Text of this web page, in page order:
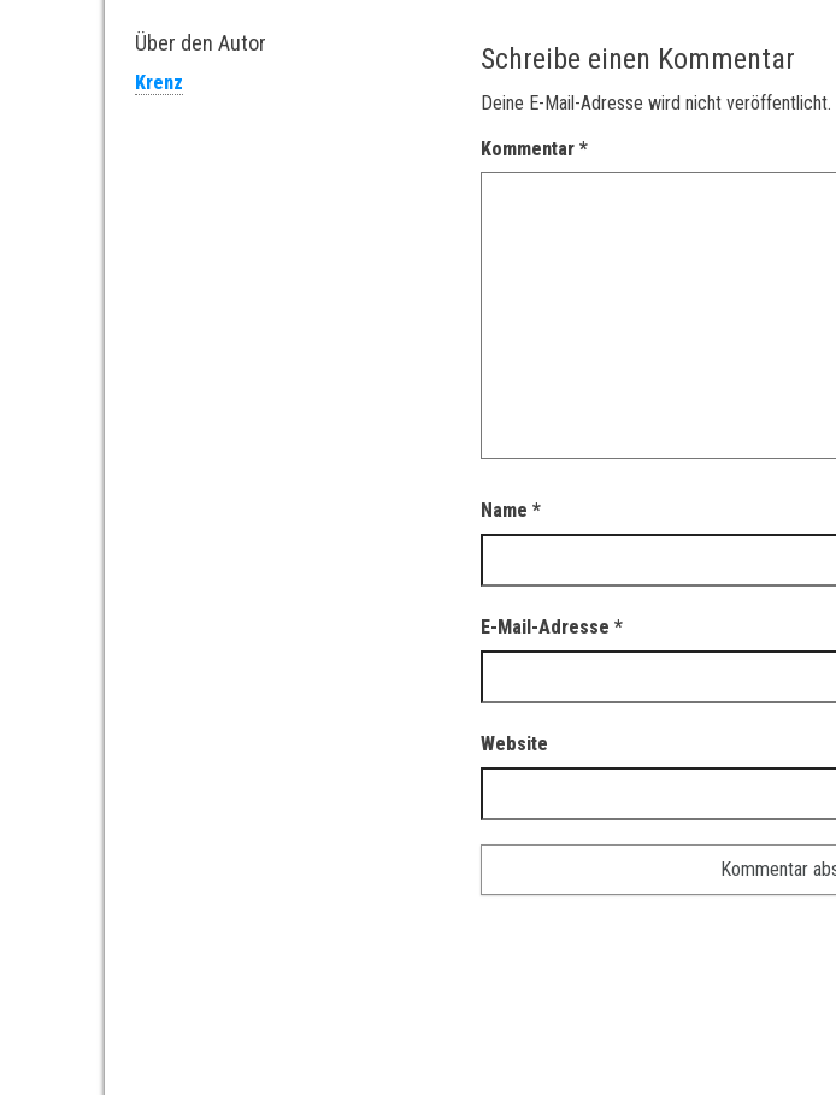
Über den Autor
Krenz
Schreibe einen Kommentar
Deine E-Mail-Adresse wird nicht veröffentlicht.
Kommentar*
Name*
E-Mail-Adresse*
Website